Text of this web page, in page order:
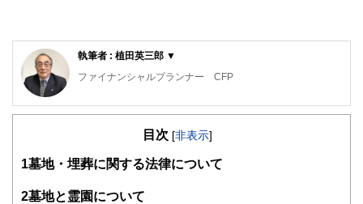
執筆者 : 植田英三郎 ▼
ファイナンシャルプランナー CFP
家電メーカーに３７年間勤務後、MBA・CFPファイナンシャ
得。大阪府立職業訓練校で非常勤講師（2018/3まで）、
の事務局長として介護施設でのボランティア活動のコーディ
目次 [非表示]
1 墓地・埋葬に関する法律について
2墓地と霊園について